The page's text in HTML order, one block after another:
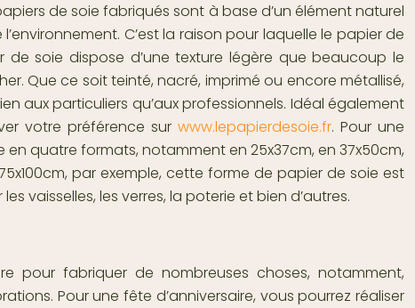
de soie fabriqués sont à base d’un élément naturel
C’est la raison pour laquelle le papier de
soie dispose d’une texture légère que beaucoup le
Que ce soit teinté, nacré, imprimé ou encore métallisé,
aux particuliers qu’aux professionnels. Idéal également
votre préférence sur www.lepapierdesoie.fr. Pour une
quatre formats, notamment en 25x37cm, en 37x50cm,
par exemple, cette forme de papier de soie est
vaisselles, les verres, la poterie et bien d’autres.
pour fabriquer de nombreuses choses, notamment,
Pour une fête d’anniversaire, vous pourrez réaliser